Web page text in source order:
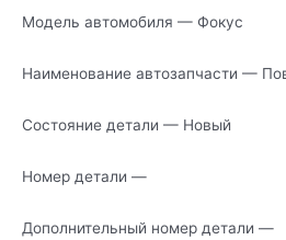
Модель автомобиля — Фокус
Наименование автозапчасти —
Состояние детали — Новый
Номер детали —
Дополнительный номер детали —